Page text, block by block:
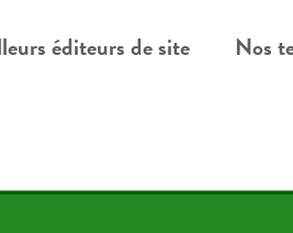
éditeurs de site Nos